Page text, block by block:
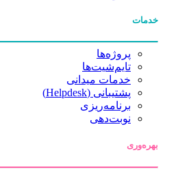
خدمات
پروژه‌ها
تایم‌شیت‌ها
خدمات میدانی
پشتیبانی (Helpdesk)
برنامه‌ریزی
نوبت‌دهی
بهره‌وری